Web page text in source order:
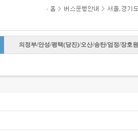
의정부/안성/평택(당진)/오산/송탄/엄정/장호원